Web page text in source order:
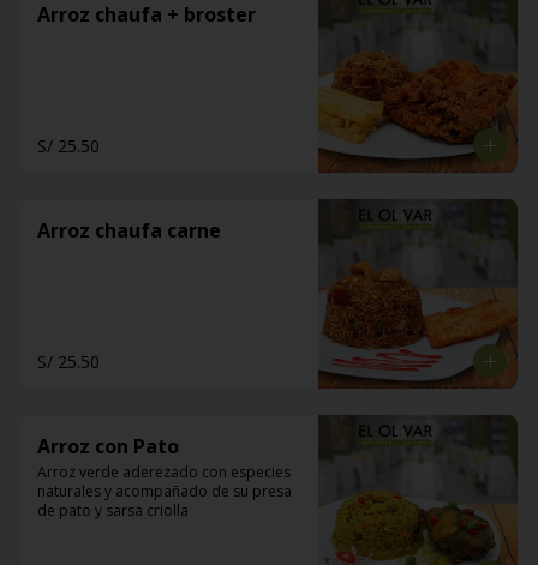
Arroz chaufa + broster
S/ 25.50
Arroz chaufa carne
S/ 25.50
Arroz con Pato
Arroz verde aderezado con especies
naturales y acompañado de su presa
de pato y sarsa criolla